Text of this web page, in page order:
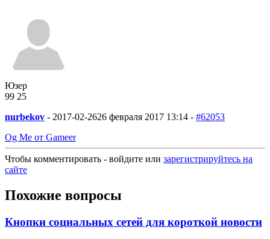
Юзер
99 25
nurbekov - 2017-02-2626 февраля 2017 13:14 - #62053
Og Me от Gameer
Чтобы комментировать - войдите или зарегистрируйтесь на
сайте
Похожие вопросы
Кнопки социальных сетей для короткой новости